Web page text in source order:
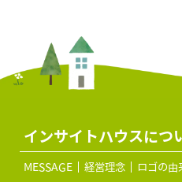
インサイトハウスにつ
MESSAGE 経営理念 ロゴの由